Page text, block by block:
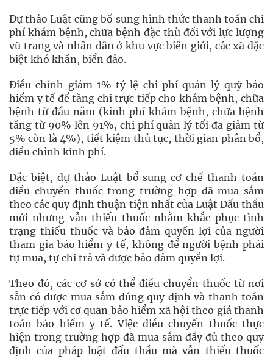
Dự thảo Luật cũng bổ sung hình thức thanh toán chi
phí khám bệnh, chữa bệnh đặc thù đối với lực lượng
vũ trang và nhân dân ở khu vực biên giới, các xã đặc
biệt khó khăn, biển đảo.
Điều chỉnh giảm 1% tỷ lệ chi phí quản lý quỹ bảo
hiểm y tế để tăng chi trực tiếp cho khám bệnh, chữa
bệnh từ đầu năm (kinh phí khám bệnh, chữa bệnh
tăng từ 90% lên 91%, chi phí quản lý tối đa giảm từ
5% còn là 4%), tiết kiệm thủ tục, thời gian phân bổ,
điều chỉnh kinh phí.
Đặc biệt, dự thảo Luật bổ sung cơ chế thanh toán
điều chuyển thuốc trong trường hợp đã mua sắm
theo các quy định thuận tiện nhất của Luật Đấu thầu
mới nhưng vẫn thiếu thuốc nhằm khắc phục tình
trạng thiếu thuốc và bảo đảm quyền lợi của người
tham gia bảo hiểm y tế, không để người bệnh phải
tự mua, tự chi trả và được bảo đảm quyền lợi.
Theo đó, các cơ sở có thể điều chuyển thuốc từ nơi
sẵn có được mua sắm đúng quy định và thanh toán
trực tiếp với cơ quan bảo hiểm xã hội theo giá thanh
toán bảo hiểm y tế. Việc điều chuyển thuốc thực
hiện trong trường hợp đã mua sắm đầy đủ theo quy
định của pháp luật đấu thầu mà vẫn thiếu thuốc